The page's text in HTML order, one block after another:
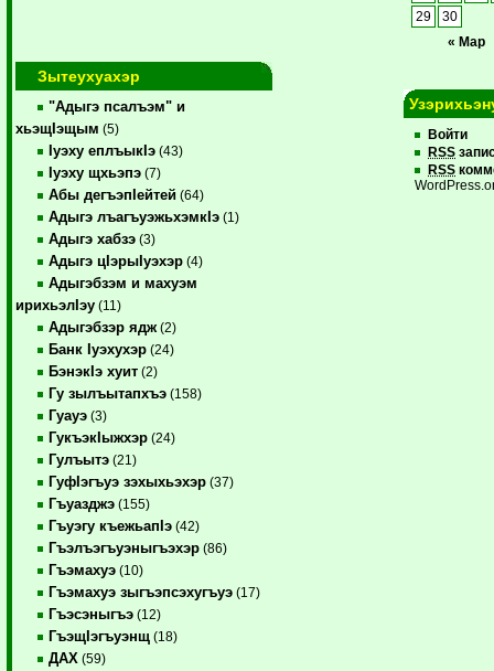
Зытеухуахэр
"Адыгэ псалъэм" и
хьэщIэщым (5)
Iуэху еплъыкIэ (43)
Iуэху щхьэпэ (7)
Абы дегъэпIейтей (64)
Адыгэ лъагъуэжьхэмкIэ (1)
Адыгэ хабзэ (3)
Адыгэ цIэрыIуэхэр (4)
Адыгэбзэм и махуэм
ирихьэлIэу (11)
Адыгэбзэр ядж (2)
Банк Iуэхухэр (24)
БэнэкIэ хуит (2)
Гу зылъытапхъэ (158)
Гуауэ (3)
ГукъэкIыжхэр (24)
Гулъытэ (21)
ГуфIэгъуэ зэхыхьэхэр (37)
Гъуазджэ (155)
Гъуэгу къежьапIэ (42)
Гъэлъэгъуэныгъэхэр (86)
Гъэмахуэ (10)
Гъэмахуэ зыгъэпсэхугъуэ (17)
Гъэсэныгъэ (12)
ГъэщIэгъуэнщ (18)
ДАХ (59)
« Мар
29
30
Войти
RSS
RSS